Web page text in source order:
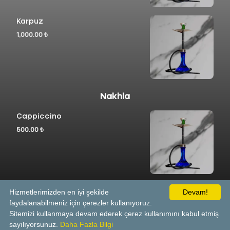
Karpuz
1,000.00 ₺
Nakhla
Cappiccino
500.00 ₺
Şeftali
500.00 ₺
Devam!
Hizmetlerimizden en iyi şekilde
faydalanabilmeniz için çerezler kullanıyoruz.
Sitemizi kullanmaya devam ederek çerez kullanımını kabul etmiş
sayılıyorsunuz. Daha Fazla Bilgi